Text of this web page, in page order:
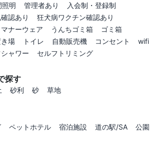
照明 管理者あり
入会制・登録制
認あり
狂犬病ワクチン確認あり
マナーウェア うんちゴミ箱
ゴミ箱
場 トイレ 自動販売機 コンセント
wifi
ャワー セルフトリミング
探す
砂利 砂 草地
ペットホテル 宿泊施設 道の駅/SA 公園